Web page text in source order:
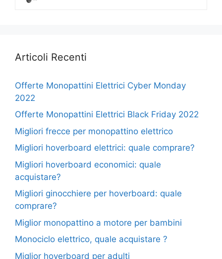
Articoli Recenti
Offerte Monopattini Elettrici Cyber Monday
2022
Offerte Monopattini Elettrici Black Friday 2022
Migliori frecce per monopattino elettrico
Migliori hoverboard elettrici: quale comprare?
Migliori hoverboard economici: quale
acquistare?
Migliori ginocchiere per hoverboard: quale
comprare?
Miglior monopattino a motore per bambini
Monociclo elettrico, quale acquistare ?
Miglior hoverboard per adulti